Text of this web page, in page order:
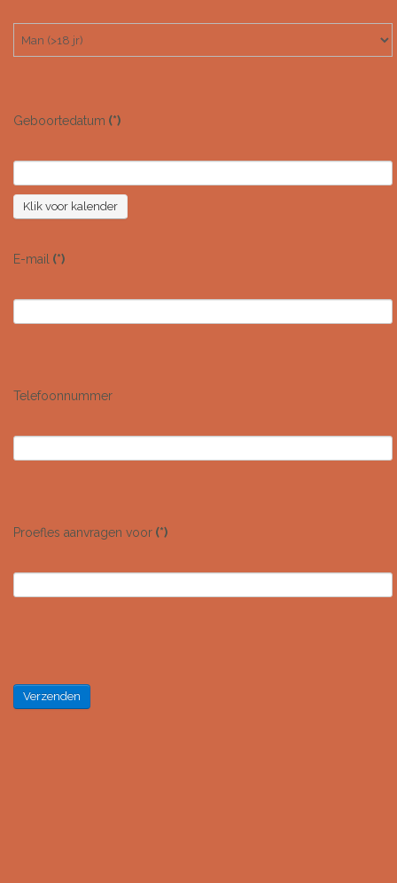
Geboortedatum (*)
Klik voor kalender
E-mail (*)
Telefoonnummer
Proefles aanvragen voor (*)
Verzenden